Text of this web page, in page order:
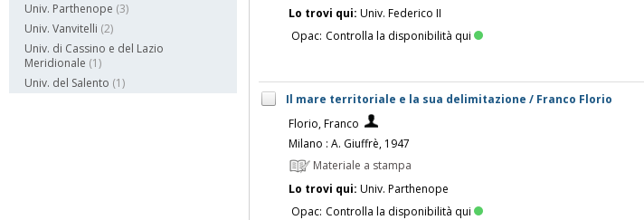
Univ. Parthenope (3)
Univ. Vanvitelli (2)
Univ. di Cassino e del Lazio
Meridionale (1)
Univ. del Salento (1)
Lo trovi qui: Univ. Federico II
Opac: Controlla la disponibilità qui
Il mare territoriale e la sua delimitazione / Franco Florio
Florio, Franco
Milano : A. Giuffrè, 1947
Materiale a stampa
Lo trovi qui: Univ. Parthenope
Opac: Controlla la disponibilità qui